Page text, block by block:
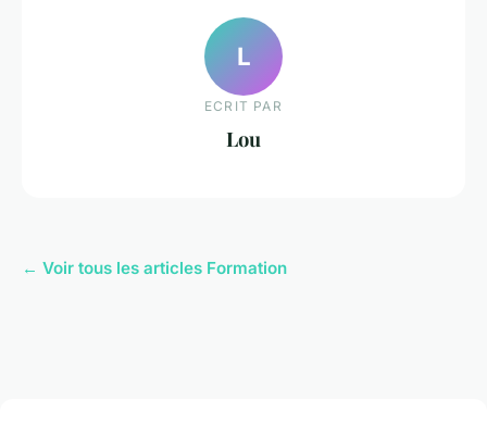
L
ECRIT PAR
Lou
← Voir tous les articles Formation